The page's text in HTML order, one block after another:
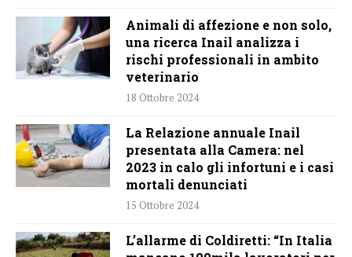
Animali di affezione e non solo,
una ricerca Inail analizza i
rischi professionali in ambito
veterinario
18 Ottobre 2024
La Relazione annuale Inail
presentata alla Camera: nel
2023 in calo gli infortuni e i casi
mortali denunciati
15 Ottobre 2024
L’allarme di Coldiretti: “In Italia